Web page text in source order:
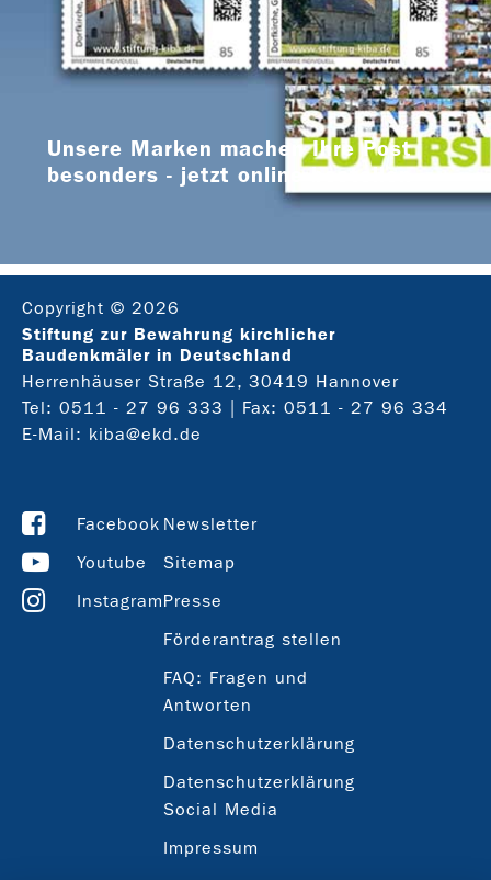
Unsere Marken machen Ihre Post
besonders - jetzt online bestellen
Copyright © 2026
Stiftung zur Bewahrung kirchlicher
Baudenkmäler in Deutschland
Herrenhäuser Straße 12, 30419 Hannover
Tel: 0511 - 27 96 333
| Fax: 0511 - 27 96 334
E-Mail: kiba@ekd.de
Facebook
Youtube
Instagram
Newsletter
Sitemap
Presse
Förderantrag stellen
FAQ: Fragen und
Antworten
Datenschutzerklärung
Datenschutzerklärung
Social Media
Impressum